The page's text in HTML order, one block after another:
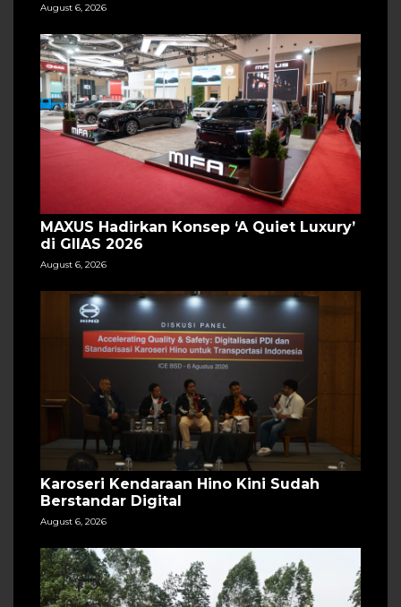
August 6, 2026
MAXUS Hadirkan Konsep ‘A Quiet Luxury’
di GIIAS 2026
August 6, 2026
Karoseri Kendaraan Hino Kini Sudah
Berstandar Digital
August 6, 2026